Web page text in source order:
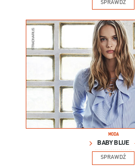
SPRAWDŹ
MODA
BABY BLUE
SPRAWDŹ